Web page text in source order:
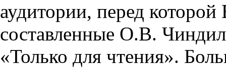
аудитории, перед
составленные О.В.
«Только для чтения».